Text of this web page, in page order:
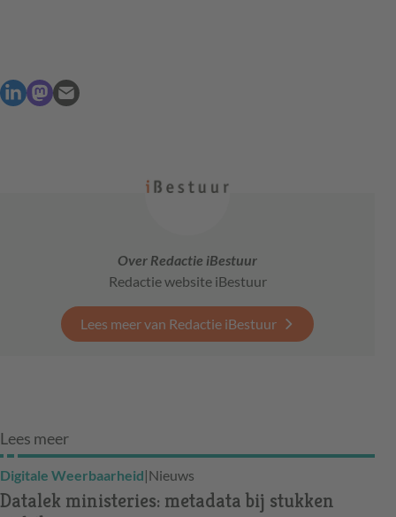
Over Redactie iBestuur
Redactie website iBestuur
Lees meer van Redactie iBestuur
Lees meer
Digitale Weerbaarheid|Nieuws
Datalek ministeries: metadata bij stukken